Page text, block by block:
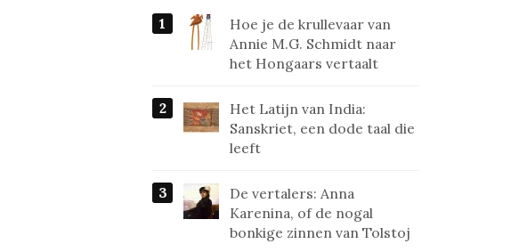
Hoe je de krullevaar van
Annie M.G. Schmidt naar
het Hongaars vertaalt
Het Latijn van India:
Sanskriet, een dode taal die
leeft
De vertalers: Anna
Karenina, of de nogal
bonkige zinnen van Tolstoj